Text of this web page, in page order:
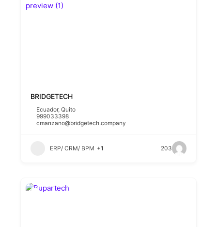
BRIDGETECH
Ecuador,Quito
999033398
cmanzano@bridgetech.company
ERP/ CRM/ BPM +1 203